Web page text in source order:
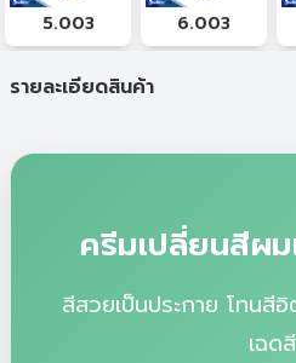
5.003 6.003
รายละเอียดสินค้า
ครีมเปลี่ยนสีผ
สีสวยเป็นประกาย โทนสี
เฉดสี